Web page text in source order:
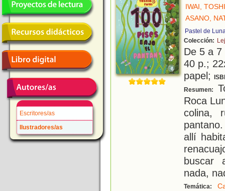
Escritores/as
Ilustradores/as
IWAI,
ASANO,
Pastel de
Colección:
De 5 a
40 p.;
papel;
Resumen:
Roca
colina,
allí
buscar
nada,
Temática: